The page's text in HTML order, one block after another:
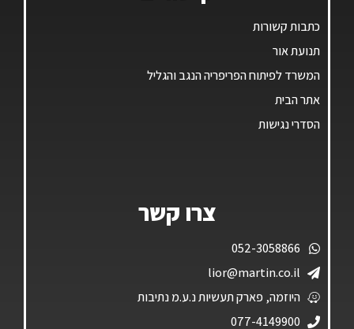
כתבות קשורות
תנועת אור
המשרד לפיתוח הפריפריה הנגב והגליל
אתר הבית
הסדרי נגישות
צרו קשר
052-3058866
lior@martin.co.il
היוזמה, פארק תעשיות נ.ע.מ נתיבות
077-4149900